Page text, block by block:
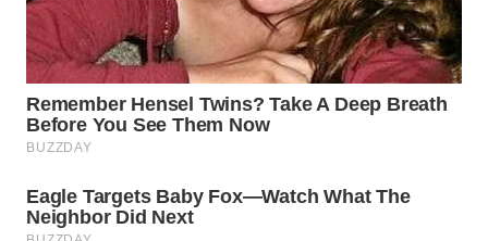
WN
SUMEDANG
CIANJUR
KEPULAUAN
SERIBU